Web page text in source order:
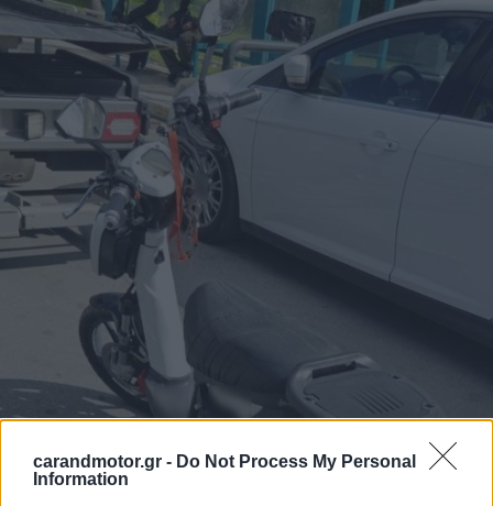
carandmotor.gr - Do Not Process My Personal
Information